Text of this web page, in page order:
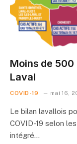
Moins de 500
Laval
COVID-19 mai 16,
Le bilan lavallois
COVID-19 selon
intégré…